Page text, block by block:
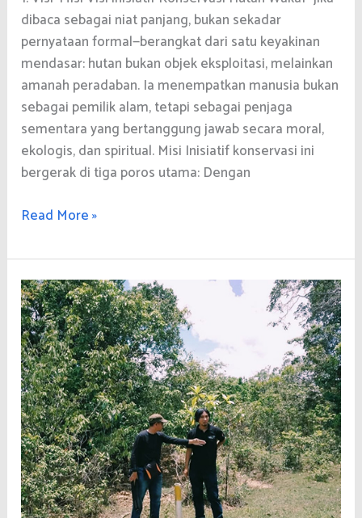
dibaca sebagai niat panjang, bukan sekadar
pernyataan formal—berangkat dari satu keyakinan
mendasar: hutan bukan objek eksploitasi, melainkan
amanah peradaban. Ia menempatkan manusia bukan
sebagai pemilik alam, tetapi sebagai penjaga
sementara yang bertanggung jawab secara moral,
ekologis, dan spiritual. Misi Inisiatif konservasi ini
bergerak di tiga poros utama: Dengan
Narasi
Inisiatif
Konservasi
Hutan
Wakaf
Read More »